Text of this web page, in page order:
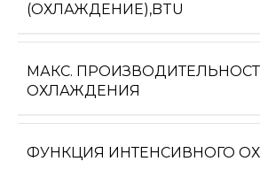
(ОХЛАЖДЕНИЕ),BTU
МАКС.
ОХЛАЖДЕНИЯ
ФУНКЦИЯ ИНТЕНСИВНОГО